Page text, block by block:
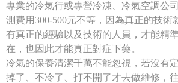
專業的冷氣行或專營冷凍、冷氣空調公
測費用300-500元不等，因為真正的技術
有真正的經驗以及技術的人員，才能精
在，也因此才能真正對症下藥。
冷氣的保養清潔千萬不能忽視，若沒有
掉了、不冷了、打不開了才去做維修，